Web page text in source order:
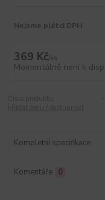
Nejsme plátci DPH
369 Kč/ks
Momentálně není k
Kompletní specifikace
Komentáře 0